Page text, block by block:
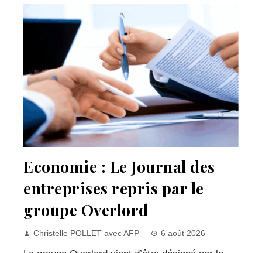
Economie : Le Journal des
entreprises repris par le
groupe Overlord
Christelle POLLET avec AFP 6 août 2026